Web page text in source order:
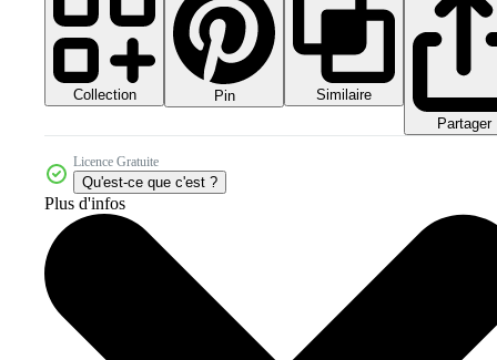
Collection Pin
Similaire
Partager
Licence Gratuite
Qu'est-ce que c'est ?
Plus d'infos